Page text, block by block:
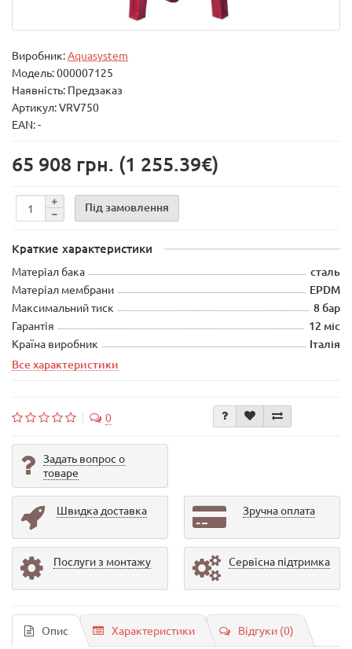
Виробник:Aquasystem
Модель:000007125
Наявність: Предзаказ
Артикул: VRV750
EAN: -
65 908 грн. (1 255.39€)
Під замовлення
Краткие характеристики
Матеріал бака сталь
Матеріал мембрани EPDM
Максимальний тиск 8 бар
Гарантія 12 міс
Країна виробник
Італія
Все характеристики
0
Задать вопрос о
товаре
Швидка доставка Зручна оплата
Послуги з монтажу Сервісна підтримка
Опис Характеристики Відгуки (0)